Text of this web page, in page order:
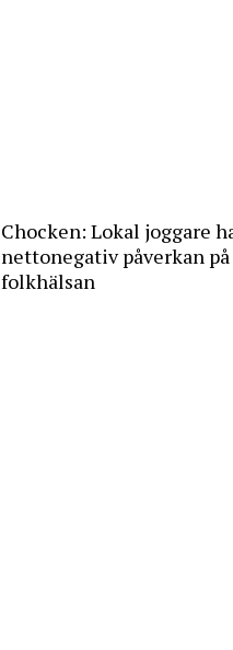
Chocken: Lokal joggare
nettonegativ påverkan på
folkhälsan